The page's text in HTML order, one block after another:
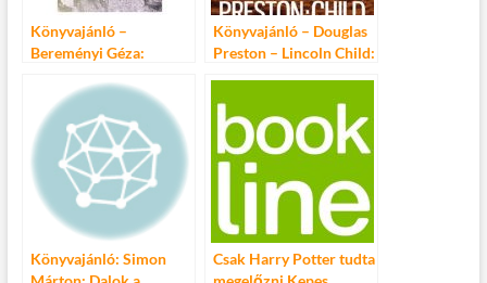
Könyvajánló –
Bereményi Géza:
Könyvajánló – Douglas
Preston – Lincoln Child:
Könyvajánló: Simon
Csak Harry Potter tudta